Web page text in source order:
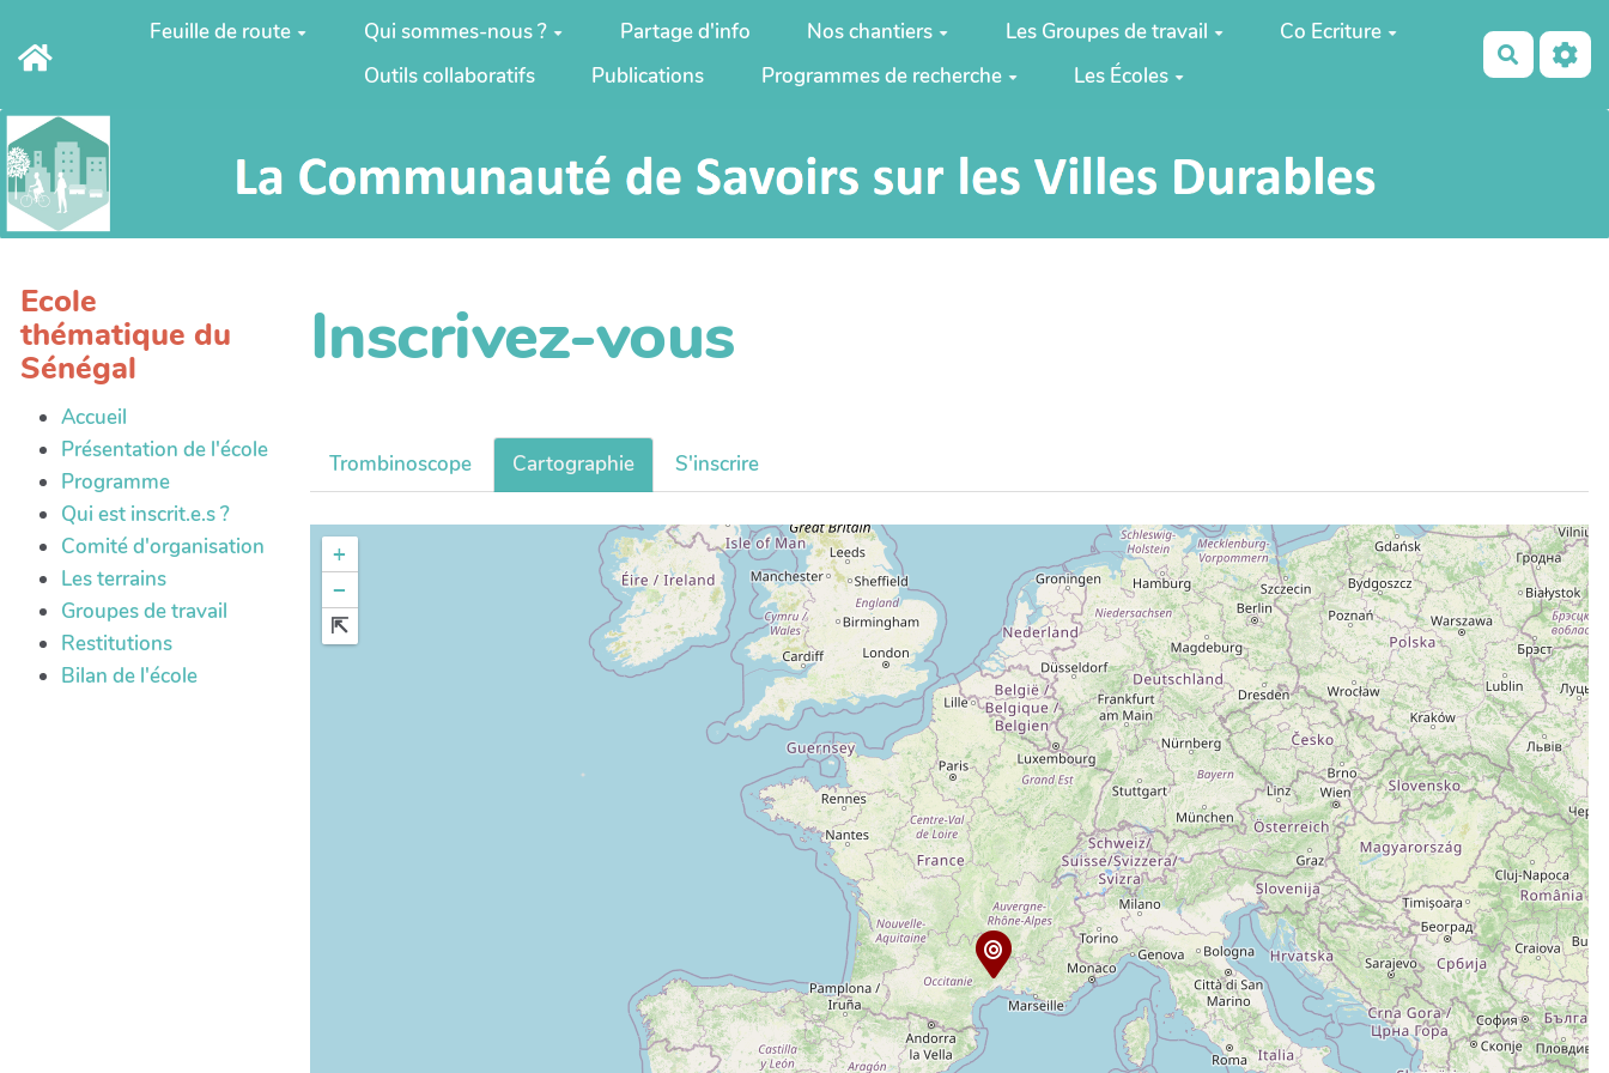
Aller au contenu principal
Feuille de route Qui sommes-nous ? Partage d'info Nos chantiers Les Groupes de travail
Co Ecriture
Outils collaboratifs
Publications Programmes de recherche Les Écoles
Ecole
thématique du
Sénégal
Accueil
Présentation de l'école
Programme
Qui est inscrit.e.s ?
Comité d'organisation
Les terrains
Groupes de travail
Restitutions
Bilan de l'école
Inscrivez-vous
Trombinoscope Cartographie S'inscrire
+
−